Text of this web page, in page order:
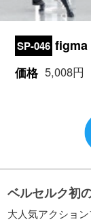
SP-046 figma
価格 5,008円
ベルセルク初
大人気アクショ